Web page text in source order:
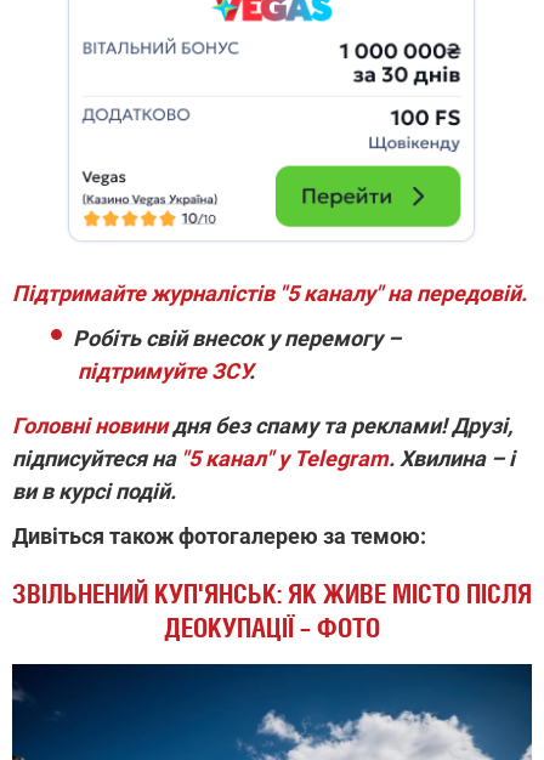
Підтримайте журналістів "5 каналу" на передовій.
Робіть свій внесок у перемогу –
підтримуйте ЗСУ.
Головні новинидня без спаму та реклами! Друзі,
підписуйтеся на "5 канал" у Telegram. Хвилина – і
ви в курсі подій.
Дивіться також фотогалерею за темою:
ЗВІЛЬНЕНИЙ КУП'ЯНСЬК: ЯК ЖИВЕ МІСТО ПІСЛЯ
ДЕОКУПАЦІЇ – ФОТО